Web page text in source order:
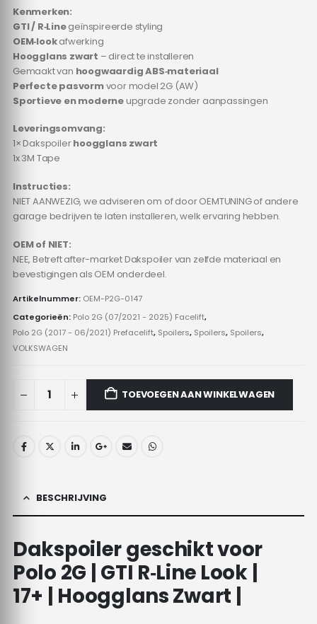
Kenmerken:
GTI / R‑Linegeïnspireerde styling
OEM‑lookafwerking
Hoogglans zwart – direct te installeren
Gemaakt van hoogwaardig ABS‑materiaal
Perfecte pasvormvoor model 2G (AW)
Sportieve en moderneupgrade zonder aanpassingen
Leveringsomvang:
1× Dakspoilerhoogglans zwart
1x 3M Tape
Instructies:
NIET AANWEZIG, we adviseren om of door OEMTUNING of andere
garage bedrijven te laten installeren, welk ervaring hebben.
OEM of NIET:
NEE, Betreft after-market Dakspoiler van zelfde materiaal en
bevestigingen als OEM onderdeel.
Artikelnummer: OEM-P2G-0147
Categorieën: Polo 2G (07/2021 - 2025) Facelift,
Polo 2G (2017 - 06/2021) Prefacelift, Spoilers, Spoilers, Spoilers,
VOLKSWAGEN
TOEVOEGEN AAN WINKELWAGEN
BESCHRIJVING
Dakspoiler geschikt voor
Polo 2G | GTI R‑Line Look |
17+ | Hoogglans Zwart |